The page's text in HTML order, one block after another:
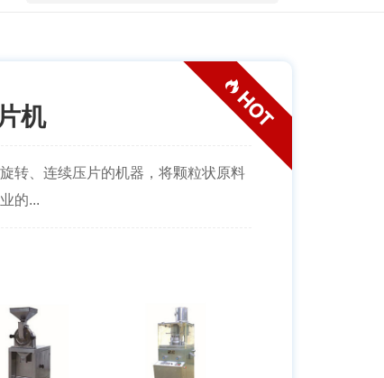
机
转、连续压片的机器，将颗粒状原料
的...